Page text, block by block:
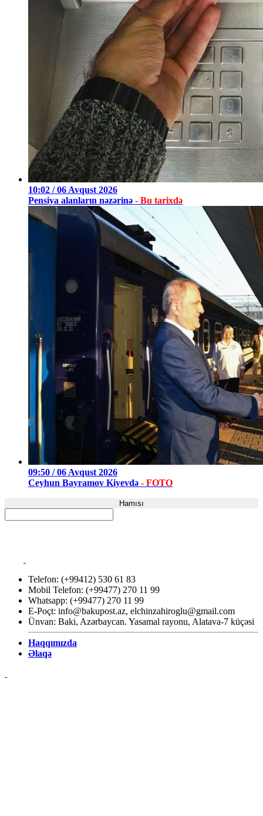
10:02 / 06 Avqust 2026
Pensiya alanların nəzərinə - Bu tarixdə
09:50 / 06 Avqust 2026
Ceyhun Bayramov Kiyevdə - FOTO
Hamısı
Telefon: (+99412) 530 61 83
Mobil Telefon: (+99477) 270 11 99
Whatsapp: (+99477) 270 11 99
E-Poçt: info@bakupost.az, elchinzahiroglu@gmail.com
Ünvan: Baki, Azərbaycan. Yasamal rayonu, Alatava-7 küçəsi
Haqqımızda
Əlaqə